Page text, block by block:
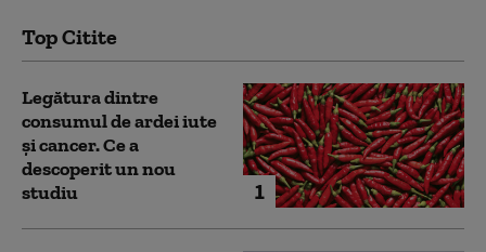
Top Citite
1
Legătura dintre
consumul de ardei iute
și cancer. Ce a
descoperit un nou
studiu